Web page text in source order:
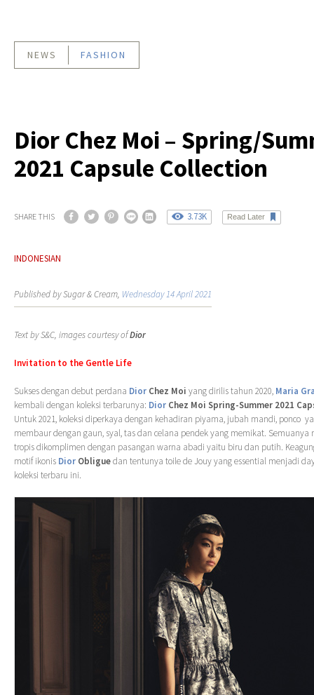
NEWS FASHION
Dior Chez Moi – Spring/
2021 Capsule Collection
SHARE THIS 3.73K Read Later
INDONESIAN
Published by Sugar & Cream, Wednesday 14 April 2021
Text by S&C, images courtesy ofDior
Invitation to the Gentle Life
Sukses dengan debut perdana Dior Chez Moi yang dirilis tahun 2020, Maria
kembali dengan koleksi terbarunya: Dior Chez Moi Spring-Summer 2021
Untuk 2021, koleksi diperkaya dengan kehadiran piyama, jubah mandi, ponco
membaur dengan gaun, syal, tas dan celana pendek yang memikat. Semuanya
tropis dikomplimen dengan pasangan warna abadi yaitu biru dan putih.
motif ikonis Dior Obliguedan tentunya toile de Jouy yang essential menjadi
koleksi terbaru ini.